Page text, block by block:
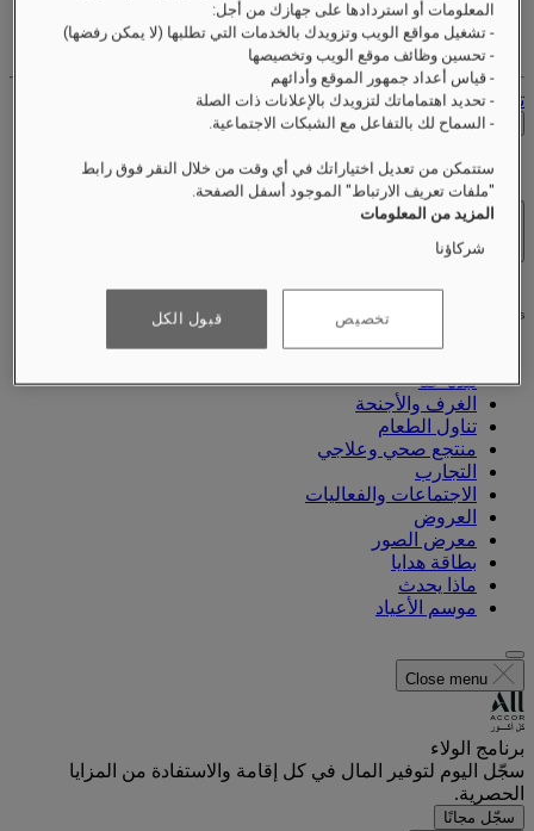
حساب الولاء الخاص بك
حجوزاتك
تسجيل الخروج
التحقق من الأسعار
فتح القائمة
نبذة عنّا
الغرف والأجنحة
تناول الطعام
منتجع صحي وعلاجي
التجارب
الاجتماعات والفعاليات
العروض
معرض الصور
بطاقة هدايا
ماذا يحدث
موسم الأعياد
Close menu
برنامج الولاء
سجّل اليوم لتوفير المال في كل إقامة والاستفادة من المزايا
الحصرية.
سجّل مجانًا
المعلومات أو استردادها على جهازك من أجل:
- تشغيل مواقع الويب وتزويدك بالخدمات التي تطلبها (لا يمكن رفضها)
- تحسين وظائف موقع الويب وتخصيصها
- قياس أعداد جمهور الموقع وأدائهم
- تحديد اهتماماتك لتزويدك بالإعلانات ذات الصلة
- السماح لك بالتفاعل مع الشبكات الاجتماعية.
ستتمكن من تعديل اختياراتك في أي وقت من خلال النقر فوق رابط
"ملفات تعريف الارتباط" الموجود أسفل الصفحة.
المزيد من المعلومات
شركاؤنا
تخصيص قبول الكل